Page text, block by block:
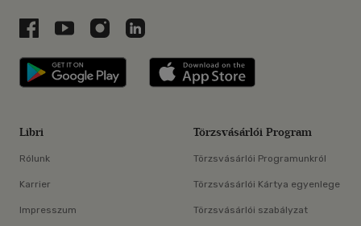
Libri a Facebookon
Libri a Youtube-on
Libri az Instagramon
Libri a LinkedInen
Libri applikáció Szerezd meg: Google
Libri
Rólunk
Karrier
Impresszum
Törzsvásárlói Program
Törzsvásárlói Programunkról
Törzsvásárlói Kártya egyenlege
Törzsvásárlói szabályzat